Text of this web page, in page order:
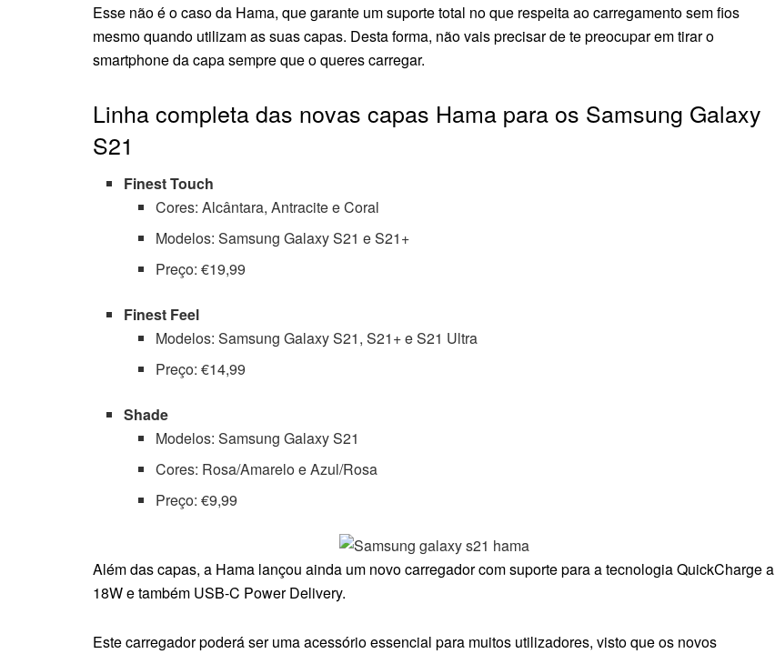
Esse não é o caso da Hama, que garante um suporte total no que respeita ao carregamento sem fios
mesmo quando utilizam as suas capas. Desta forma, não vais precisar de te preocupar em tirar o
smartphone da capa sempre que o queres carregar.
Linha completa das novas capas Hama para os Samsung Galaxy
S21
Finest Touch
Cores: Alcântara, Antracite e Coral
Modelos: Samsung Galaxy S21 e S21+
Preço: €19,99
Finest Feel
Modelos: Samsung Galaxy S21, S21+ e S21 Ultra
Preço: €14,99
Shade
Modelos: Samsung Galaxy S21
Cores: Rosa/Amarelo e Azul/Rosa
Preço: €9,99
Além das capas, a Hama lançou ainda um novo carregador com suporte para a tecnologia QuickCharge a
18W e também USB-C Power Delivery.
Este carregador poderá ser uma acessório essencial para muitos utilizadores, visto que os novos